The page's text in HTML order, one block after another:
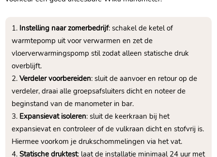
Instelling naar zomerbedrijf: schakel de ketel of
warmtepomp uit voor verwarmen en zet de
vloerverwarmingspomp stil zodat alleen statische druk
overblijft.​
Verdeler voorbereiden: sluit de aanvoer en retour op de
verdeler, draai alle groepsafsluiters dicht en noteer de
beginstand van de manometer in bar.​
Expansievat isoleren: sluit de keerkraan bij het
expansievat en controleer of de vulkraan dicht en stofvrij is.​
Hiermee voorkom je drukschommelingen via het vat.​
Statische druktest: laat de installatie minimaal 24 uur met